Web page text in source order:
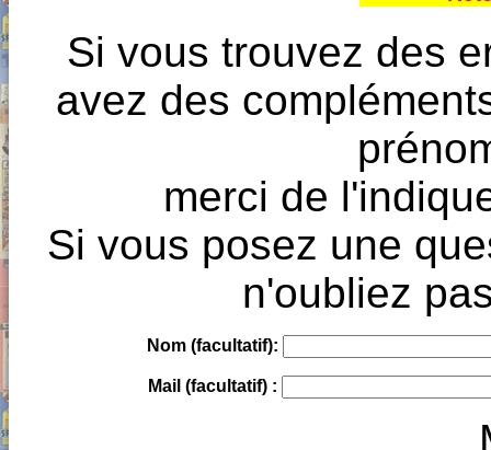
Si vous trouvez des
avez des
merci de
Si vous posez une
n'oubliez
Nom (facultatif):
Mail (facultatif) :